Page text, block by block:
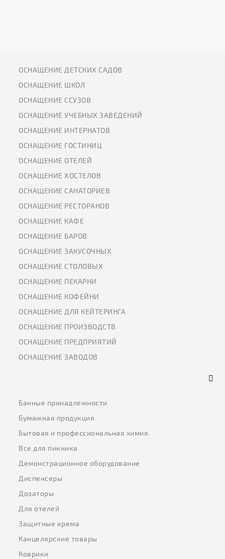
ОСНАЩЕНИЕ ДЕТСКИХ САДОВ
ОСНАЩЕНИЕ ШКОЛ
ОСНАЩЕНИЕ ССУЗОВ
ОСНАЩЕНИЕ УЧЕБНЫХ ЗАВЕДЕНИЙ
ОСНАЩЕНИЕ ИНТЕРНАТОВ
ОСНАЩЕНИЕ ГОСТИНИЦ
ОСНАЩЕНИЕ ОТЕЛЕЙ
ОСНАЩЕНИЕ ХОСТЕЛОВ
ОСНАЩЕНИЕ САНАТОРИЕВ
ОСНАЩЕНИЕ РЕСТОРАНОВ
ОСНАЩЕНИЕ КАФЕ
ОСНАЩЕНИЕ БАРОВ
ОСНАЩЕНИЕ ЗАКУСОЧНЫХ
ОСНАЩЕНИЕ СТОЛОВЫХ
ОСНАЩЕНИЕ ПЕКАРНИ
ОСНАЩЕНИЕ КОФЕЙНИ
ОСНАЩЕНИЕ ДЛЯ КЕЙТЕРИНГА
ОСНАЩЕНИЕ ПРОИЗВОДСТВ
ОСНАЩЕНИЕ ПРЕДПРИЯТИЙ
ОСНАЩЕНИЕ ЗАВОДОВ
Банные принадлежности
Бумажная продукция
Бытовая и профессиональная химия
Все для пикника
Демонстрационное оборудование
Диспенсеры
Дозаторы
Для отелей
Защитные крема
Канцелярские товары
Коврики